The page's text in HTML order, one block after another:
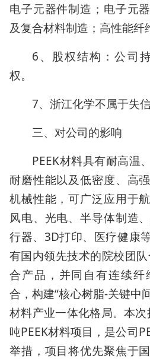
电子元器件制造；电子元
及复合材料制造；高性能纤
6、股权结构：公司
权。
7、浙江化学不属于失信
三、对公司的影响
PEEK材料具有耐高温
耐磨性能以及低密度、高
机械性能，可广泛应用于
风电、光电、半导体制造
行器、3D打印、医疗健康
有国内领先技术的院校团
合产品，并同自有连续
合，构建“核心树脂-关键中
材料产业一体化格局。本
吨PEEK材料项目，是公司
举措，项目将优先聚焦于